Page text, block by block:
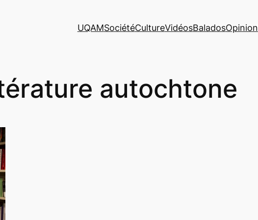
UQAMSociétéCultureVidéosBaladosOpinion
autochtone